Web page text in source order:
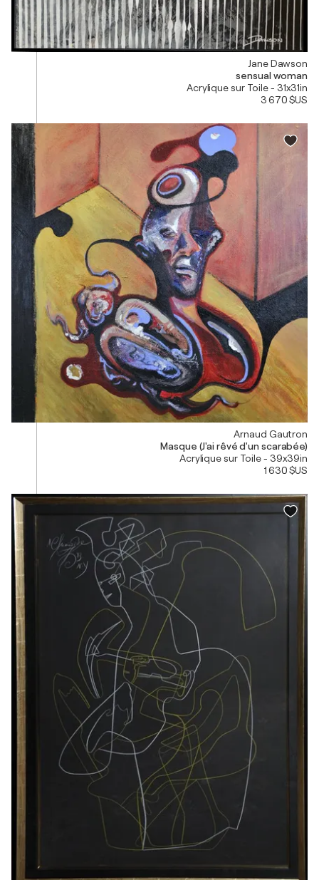
Jane Dawson
sensual woman
Acrylique sur Toile - 31x31in
3 670 $US
Arnaud Gautron
Masque (J'ai rêvé d'un scarabée)
Acrylique sur Toile - 39x39in
1 630 $US